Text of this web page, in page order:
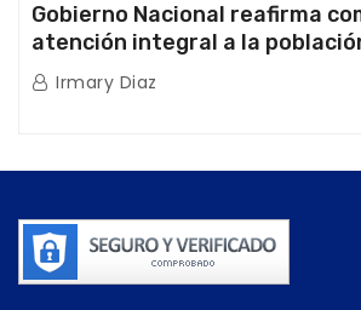
Gobierno Nacional reafirma
atención integral a la
tras doblete sísmico
Irmary Diaz